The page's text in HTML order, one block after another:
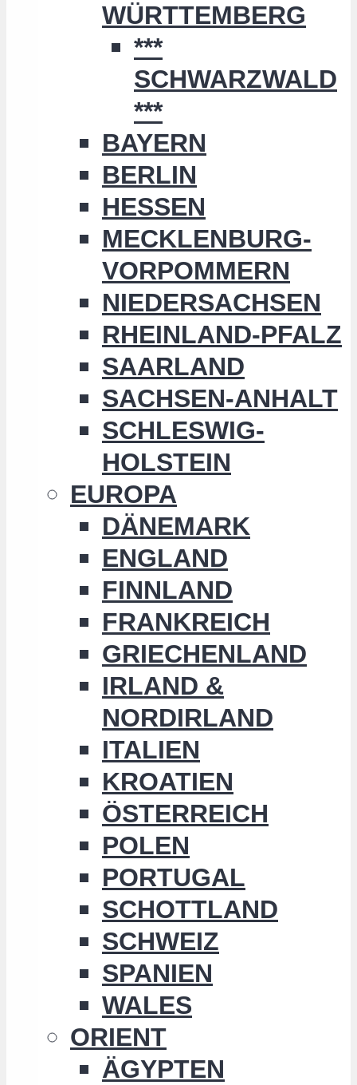
WÜRTTEMBERG
***
SCHWARZWALD
***
BAYERN
BERLIN
HESSEN
MECKLENBURG-
VORPOMMERN
NIEDERSACHSEN
RHEINLAND-PFALZ
SAARLAND
SACHSEN-ANHALT
SCHLESWIG-
HOLSTEIN
EUROPA
DÄNEMARK
ENGLAND
FINNLAND
FRANKREICH
GRIECHENLAND
IRLAND &
NORDIRLAND
ITALIEN
KROATIEN
ÖSTERREICH
POLEN
PORTUGAL
SCHOTTLAND
SCHWEIZ
SPANIEN
WALES
ORIENT
ÄGYPTEN